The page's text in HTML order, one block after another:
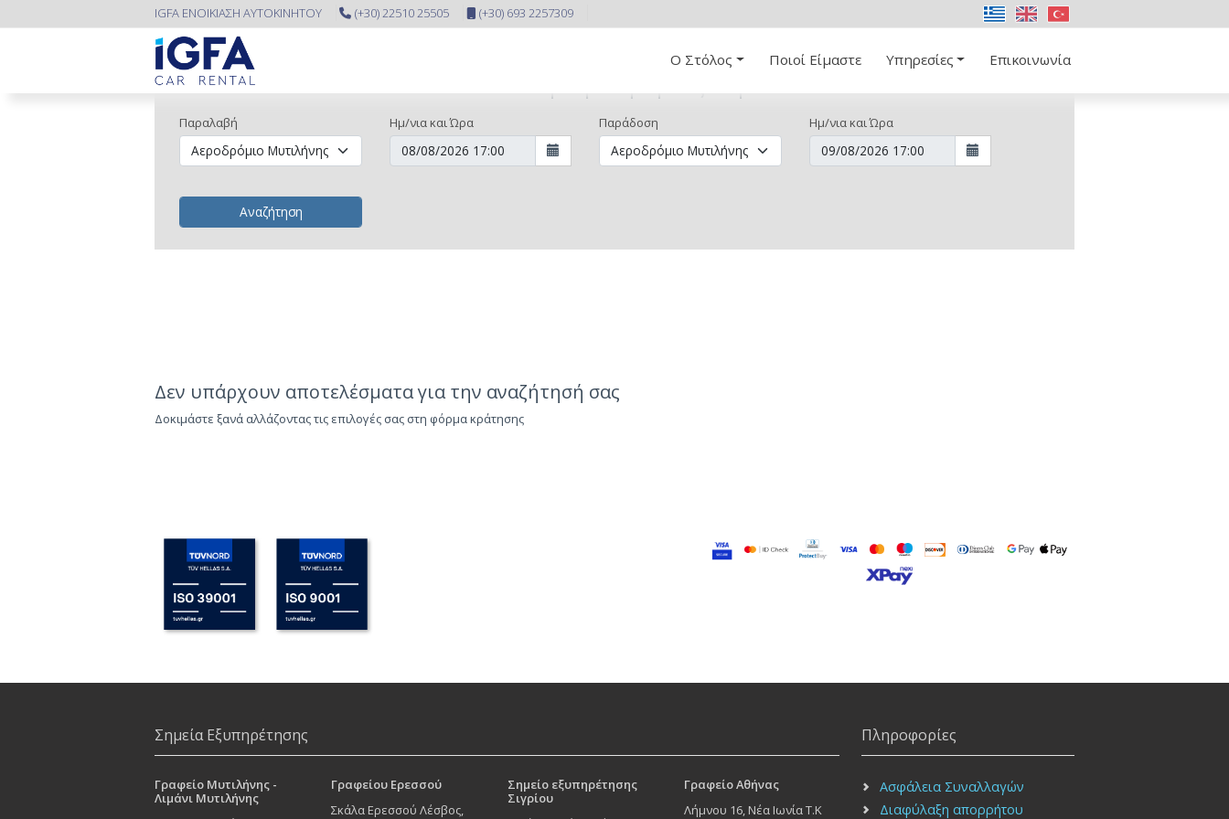
IGFA ΕΝΟΙΚΙΑΣΗ ΑΥΤΟΚΙΝΗΤΟΥ (+30) 22510 25505 (+30) 693 2257309
Ο Στόλος Ποιοί Είμαστε Υπηρεσίες Επικοινωνία
Παραλαβή Ημ/νια και Ώρα Παράδοση Ημ/νια και Ώρα
Αναζήτηση
Δεν υπάρχουν αποτελέσματα για την αναζήτησή σας
Δοκιμάστε ξανά αλλάζοντας τις επιλογές σας στη φόρμα κράτησης
Σημεία Εξυπηρέτησης
Γραφείο Μυτιλήνης -
Λιμάνι Μυτιλήνης
Γραφείου Ερεσσού
Σκάλα Ερεσσού Λέσβος,
Σημείο εξυπηρέτησης
Σιγρίου
Γραφείο Αθήνας
Λήμνου 16, Νέα Ιωνία Τ.Κ
Πληροφορίες
Ασφάλεια Συναλλαγών
Διαφύλαξη απορρήτου